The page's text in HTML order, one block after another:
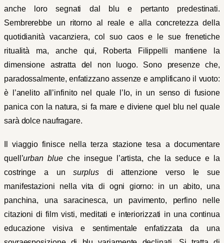
anche loro segnati dal blu e pertanto predestinati.
Sembrerebbe un ritorno al reale e alla concretezza della
quotidianità vacanziera, col suo caos e le sue frenetiche
ritualità ma, anche qui, Roberta Filippelli mantiene la
dimensione astratta del non luogo. Sono presenze che,
paradossalmente, enfatizzano assenze e amplificano il vuoto:
è l’anelito all’infinito nel quale l’Io, in un senso di fusione
panica con la natura, si fa mare e diviene quel blu nel quale
sarà dolce naufragare.
Il viaggio finisce nella terza stazione tesa a documentare
quell’urban blueche insegue l’artista, che la seduce e la
costringe a unsurplusdi attenzione verso le sue
manifestazioni nella vita di ogni giorno: in un abito, una
panchina, una saracinesca, un pavimento, perfino nelle
citazioni di film visti, meditati e interiorizzati in una continua
educazione visiva e sentimentale enfatizzata da una